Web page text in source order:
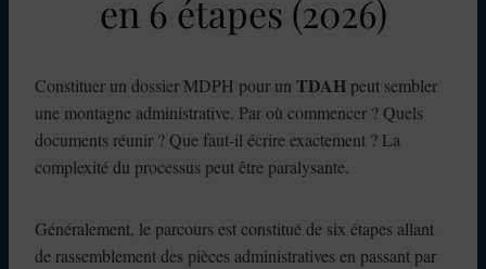
en 6 étapes (2026)
Constituer un dossier MDPH pour un TDAH peut sembler
une montagne administrative. Par où commencer ? Quels
documents réunir ? Que faut-il écrire exactement ? La
complexité du processus peut être paralysante.
Généralement, le parcours est constitué de six étapes allant
de rassemblement des pièces administratives en passant par